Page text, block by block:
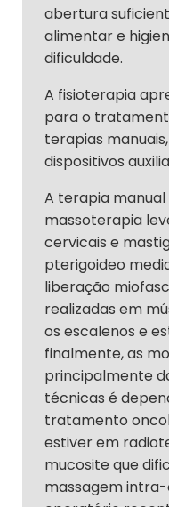
abertura
alimentar e
dificuldade.
A fisioterapia
para o
terapias
dispositivos
A terapia
massoterapia
cervicais e
pterigoideo
liberação
realizadas em
os escalenos e
finalmente, as
principalmente
técnicas é
tratamento
estiver em
mucosite que
massagem